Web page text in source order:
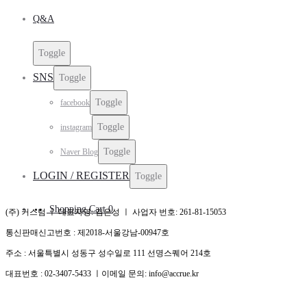
Q&A
Toggle
SNS Toggle
facebook Toggle
instagram Toggle
Naver Blog Toggle
LOGIN / REGISTER Toggle
Shopping Cart 0
(주) 커스텀 ㅣ 대표자명: 김은성 ㅣ 사업자 번호: 261-81-15053
통신판매신고번호 : 제2018-서울강남-00947호
주소 : 서울특별시 성동구 성수일로 111 선명스퀘어 214호
대표번호 : 02-3407-5433 ㅣ이메일 문의: info@accrue.kr